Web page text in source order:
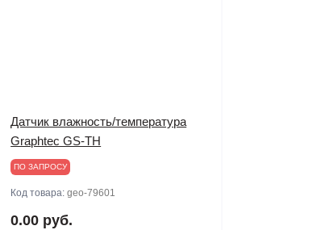
Датчик влажность/температура
Graphtec GS-TH
ПО ЗАПРОСУ
Код товара:geo-79601
0.00 руб.